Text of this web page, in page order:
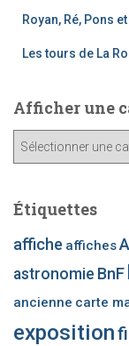
Royan, Ré, Pons
Les tours de La
Afficher une
h
u
c
Étiquettes
affiche affiches
astronomie BnF
ancienne carte
exposition